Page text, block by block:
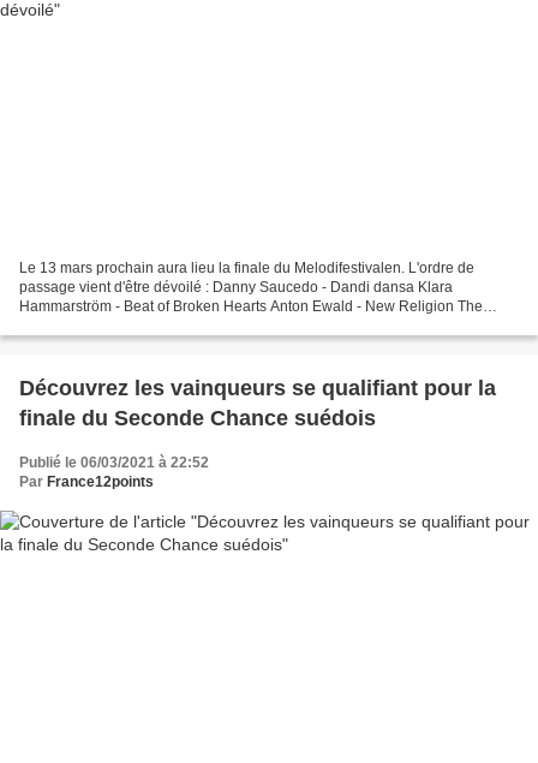
Le 13 mars prochain aura lieu la finale du Melodifestivalen. L'ordre de
passage vient d'être dévoilé : Danny Saucedo - Dandi dansa Klara
Hammarström - Beat of Broken Hearts Anton Ewald - New Religion The
Découvrez les vainqueurs se qualifiant pour la
finale du Seconde Chance suédois
Publié le 06/03/2021 à 22:52
Par France12points